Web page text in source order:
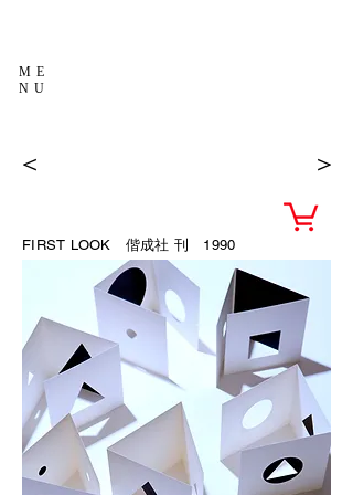
ME
NU
＜ ＞
FIRST LOOK 偕成社 刊 1990